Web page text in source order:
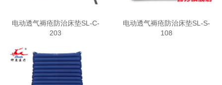
电动透气褥疮防治床垫SL-C-
203
电动透气褥疮防治床垫SL-S-
108